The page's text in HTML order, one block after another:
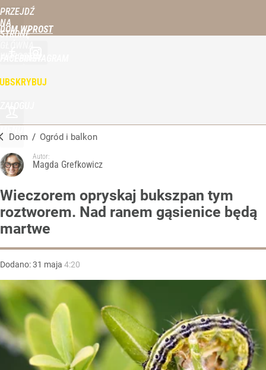
PRZEJDŹ
NA
STRONĘ
DOM WPROST
Dom / Ogród i balkon
Autor:
Magda Grefkowicz
Wieczorem opryskaj bukszpan tym
roztworem. Nad ranem gąsienice będą
martwe
Dodano:31 maja 4:20